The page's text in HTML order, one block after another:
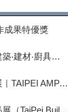
成果特優獎
2026 台北建材展｜台灣國際建築‧建材‧廚具空間設計展...
2026 台北國際汽機車零配件展｜TAIPEI AMPA 第42屆...
2025 台北國際建築建材暨產品展（TaiPei Building Show）...